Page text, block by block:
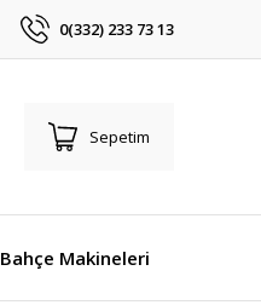
0(332) 233 73 13
Sepetim
Bahçe Makineleri